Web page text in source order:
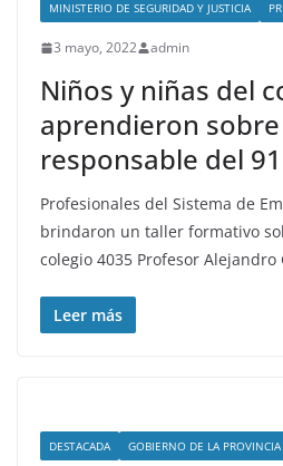
MINISTERIO DE SEGURIDAD Y JUSTICIA
3 mayo, 2022 admin
Niños y niñas del
aprendieron
responsable del
Profesionales del Sistema de
brindaron un taller formativo
colegio 4035 Profesor Alejandro
Leer más
DESTACADA GOBIERNO DE LA PROVINCIA